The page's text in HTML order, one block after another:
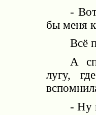
-
бы меня
Всё
А
лугу,
- Ну